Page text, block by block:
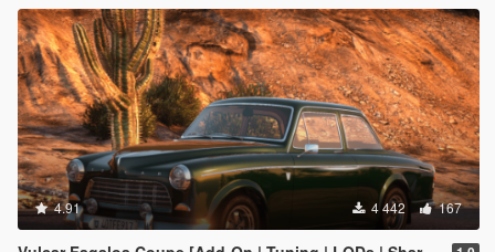
4.91 4 442 167